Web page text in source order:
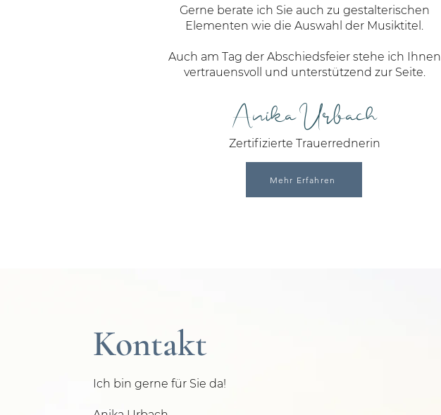
Gerne berate ich Sie auch zu gestalterischen
Elementen wie die Auswahl der Musiktitel.
Auch am Tag der Abschiedsfeier stehe ich Ihnen
vertrauensvoll und unterstützend zur Seite.
Anika Urbach
Zertifizierte Trauerrednerin
Mehr Erfahren
Kontakt
Ich bin gerne für Sie da!